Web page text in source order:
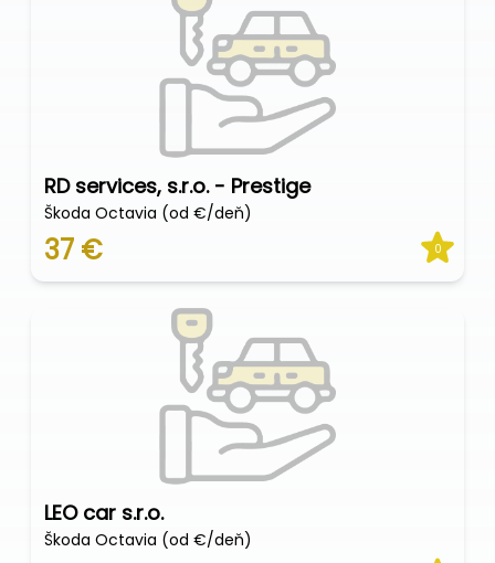
RD services, s.r.o. - Prestige
Škoda Octavia (od €/deň)
37 € 0
LEO car s.r.o.
Škoda Octavia (od €/deň)